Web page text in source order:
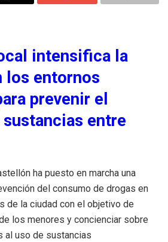
intensifica la
los entornos
prevenir el
entre
ha puesto en marcha una
del consumo de drogas en
de la ciudad con el objetivo de
los menores y concienciar sobre
al uso de sustancias